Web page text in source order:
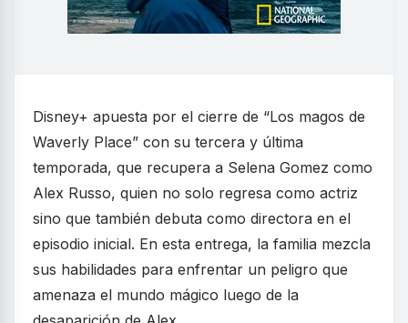
Disney+ apuesta por el cierre de “Los magos de
Waverly Place” con su tercera y última
temporada, que recupera a Selena Gomez como
Alex Russo, quien no solo regresa como actriz
sino que también debuta como directora en el
episodio inicial. En esta entrega, la familia mezcla
sus habilidades para enfrentar un peligro que
amenaza el mundo mágico luego de la